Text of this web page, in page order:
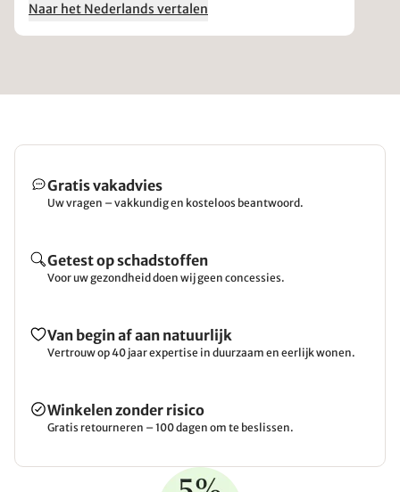
Naar het Nederlands vertalen
Gratis vakadvies
Uw vragen – vakkundig en kosteloos beantwoord.
Getest op schadstoffen
Voor uw gezondheid doen wij geen concessies.
Van begin af aan natuurlijk
Vertrouw op 40 jaar expertise in duurzaam en eerlijk wonen.
Winkelen zonder risico
Gratis retourneren – 100 dagen om te beslissen.